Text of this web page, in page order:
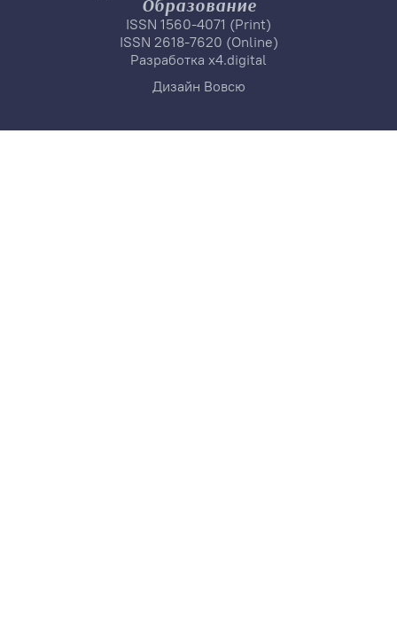
Образование
ISSN 1560-4071 (Print)
ISSN 2618-7620 (Online)
Разработка x4.digital
Дизайн Вовсю